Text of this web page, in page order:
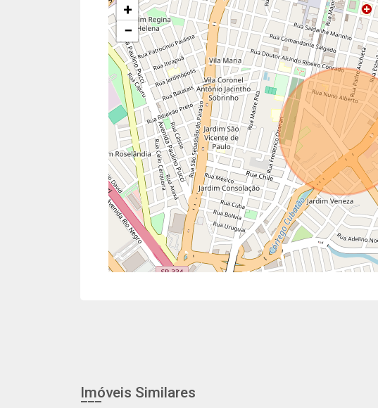
+
−
Imóveis Similares